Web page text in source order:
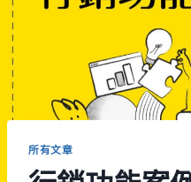
所有文章